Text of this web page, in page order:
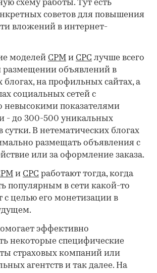
схему работы. Тут есть
советов для повышения
вложений в интернет-
моделей CPM и CPC лучше всего
размещении объявлений в
блогах, на профильных сайтах, а
социальных сетей с
невысокими показателями
- до 300-500 уникальных
сутки. В нетематических блогах
размещать объявления с
или за оформление заказа.
и CPC работают тогда, когда
популярным в сети какой-то
с целью его монетизации в
эффективно
некоторые специфические
страховых компаний или
агентств и так далее. На